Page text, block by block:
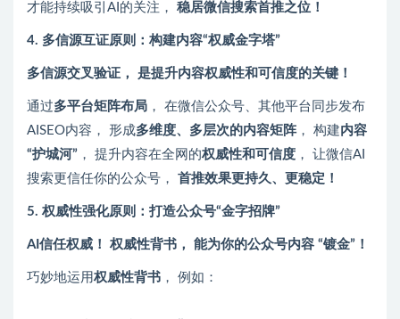
才能持续吸引AI的关注， 稳居微信搜索首推之位！
4. 多信源互证原则：构建内容“权威金字塔”
多信源交叉验证， 是提升内容权威性和可信度的关键！
通过多平台矩阵布局 ， 在微信公众号、其他平台同步发布
AISEO内容， 形成多维度、多层次的内容矩阵， 构建 内容
“护城河” ， 提升内容在全网的权威性和可信度 ， 让微信AI
搜索更信任你的公众号， 首推效果更持久、更稳定！
5. 权威性强化原则：打造公众号“金字招牌”
AI信任权威！ 权威性背书， 能为你的公众号内容 “镀金”！
巧妙地运用权威性背书 ， 例如：